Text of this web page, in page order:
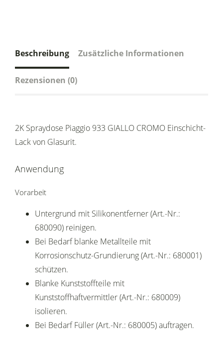
Beschreibung Zusätzliche Informationen
Rezensionen (0)
2K Spraydose Piaggio 933 GIALLO CROMO Einschicht-
Lack von Glasurit.
Anwendung
Vorarbeit
Untergrund mit Silikonentferner (Art.-Nr.:
680090) reinigen.
Bei Bedarf blanke Metallteile mit
Korrosionschutz-Grundierung (Art.-Nr.: 680001)
schützen.
Blanke Kunststoffteile mit
Kunststoffhaftvermittler (Art.-Nr.: 680009)
isolieren.
Bei Bedarf Füller (Art.-Nr.: 680005) auftragen.